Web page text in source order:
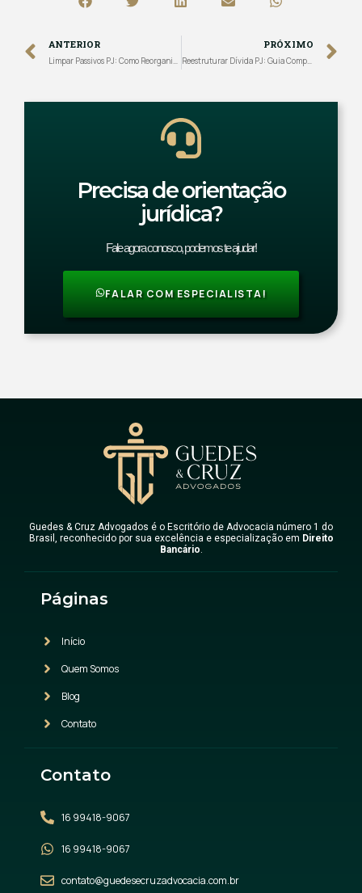
ANTERIOR
Limpar Passivos PJ: Como Reorganizar Dívidas e Devolver Saúde Financeira à Empresa
PRÓXIMO
Reestruturar Dívida PJ: Guia Completo para Empresas com Passivo Acumulado
Precisa de orientação
jurídica?
Fale agora conosco, podemos te ajudar!
FALAR COM ESPECIALISTA!
Guedes & Cruz Advogados é o Escritório de Advocacia número 1 do
Brasil, reconhecido por sua excelência e especialização em Direito
Bancário.
Páginas
Início
Quem Somos
Blog
Contato
Contato
16 99418-9067
16 99418-9067
contato@guedesecruzadvocacia.com.br